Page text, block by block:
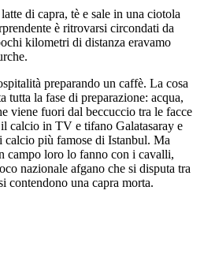
di capra, tè e sale in una ciotola
è ritrovarsi circondati da
kilometri di distanza eravamo
preparando un caffè. La cosa
tutta la fase di preparazione: acqua,
viene fuori dal beccuccio tra le facce
calcio in TV e tifano Galatasaray e
calcio più famose di Istanbul. Ma
campo loro lo fanno con i cavalli,
nazionale afgano che si disputa tra
contendono una capra morta.